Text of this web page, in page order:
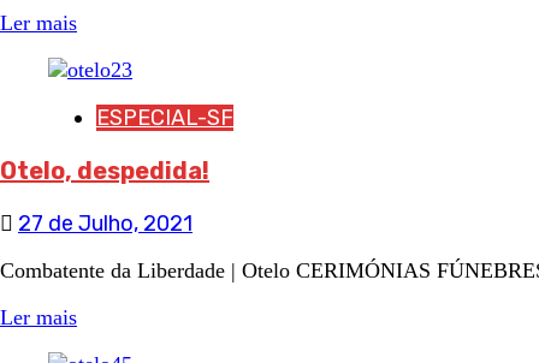
Ler mais
ESPECIAL-SF
Otelo, despedida!
27 de Julho, 2021
Combatente da Liberdade | Otelo CERIMÓNIAS
Ler mais